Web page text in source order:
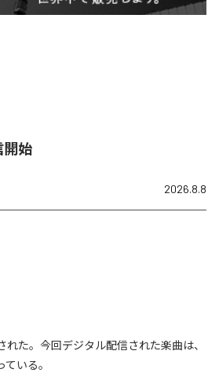
開始
2026.8.8
れた。今回デジタル配信された楽曲は、
ている。